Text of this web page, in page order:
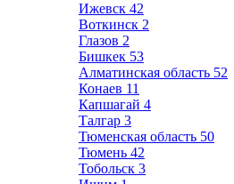
Ижевск 42
Воткинск 2
Глазов 2
Бишкек 53
Алматинская область 52
Конаев 11
Капшагай 4
Талгар 3
Тюменская область 50
Тюмень 42
Тобольск 3